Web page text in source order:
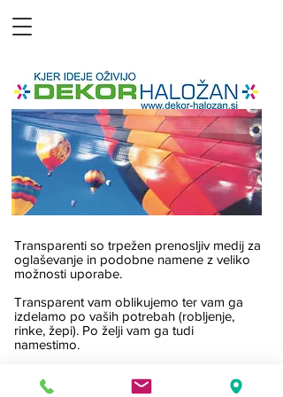
Transparenti so trpežen prenosljiv medij za
oglaševanje in podobne namene z veliko
možnosti uporabe.
Transparent vam oblikujemo ter vam ga
izdelamo po vaših potrebah (robljenje,
rinke, žepi). Po želji vam ga tudi
namestimo.